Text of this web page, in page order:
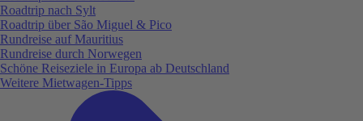
Roadtrip nach Sylt
Roadtrip über São Miguel & Pico
Rundreise auf Mauritius
Rundreise durch Norwegen
Schöne Reiseziele in Europa ab Deutschland
Weitere Mietwagen-Tipps